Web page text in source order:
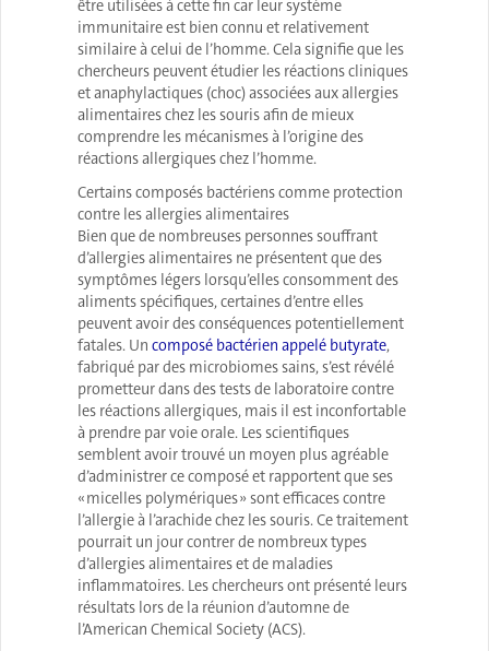
être utilisées à cette fin car leur système
immunitaire est bien connu et relativement
similaire à celui de l’homme. Cela signifie que les
chercheurs peuvent étudier les réactions cliniques
et anaphylactiques (choc) associées aux allergies
alimentaires chez les souris afin de mieux
comprendre les mécanismes à l’origine des
réactions allergiques chez l’homme.
Certains composés bactériens comme protection
contre les allergies alimentaires
Bien que de nombreuses personnes souffrant
d’allergies alimentaires ne présentent que des
symptômes légers lorsqu’elles consomment des
aliments spécifiques, certaines d’entre elles
peuvent avoir des conséquences potentiellement
fatales. Un composé bactérien appelé butyrate,
fabriqué par des microbiomes sains, s’est révélé
prometteur dans des tests de laboratoire contre
les réactions allergiques, mais il est inconfortable
à prendre par voie orale. Les scientifiques
semblent avoir trouvé un moyen plus agréable
d’administrer ce composé et rapportent que ses
« micelles polymériques » sont efficaces contre
l’allergie à l’arachide chez les souris. Ce traitement
pourrait un jour contrer de nombreux types
d’allergies alimentaires et de maladies
inflammatoires. Les chercheurs ont présenté leurs
résultats lors de la réunion d’automne de
l’American Chemical Society (ACS).